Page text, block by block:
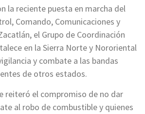
la reciente puesta en marcha del
Comando, Comunicaciones y
el Grupo de Coordinación
en la Sierra Norte y Nororiental
y combate a las bandas
de otros estados.
reiteró el compromiso de no dar
al robo de combustible y quienes